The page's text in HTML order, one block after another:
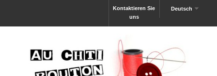
Deutsch
Kontaktieren Sie
uns